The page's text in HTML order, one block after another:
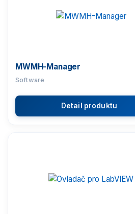
MWMH-Manager
Software
Detail produktu